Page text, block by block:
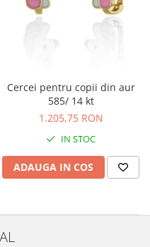
Cercei pentru copii din aur
585/ 14 kt
1.205,75 RON
IN STOC
ADAUGA IN COS